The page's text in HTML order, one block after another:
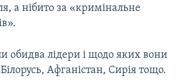
а нібито за «кримінальне
обидва лідери і щодо яких вони
Афганістан, Сирія тощо.